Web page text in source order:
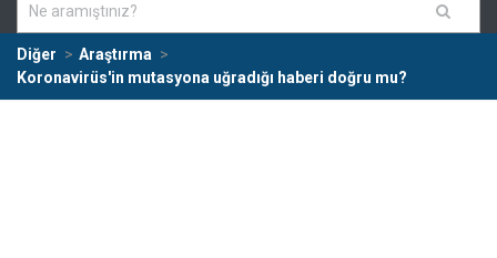
Diğer
Araştırma
Koronavirüs'in mutasyona uğradığı haberi doğru mu?